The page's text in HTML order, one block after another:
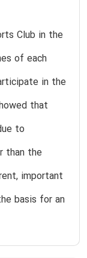
Club in the
of each
in the
that
to
than the
important
basis for an